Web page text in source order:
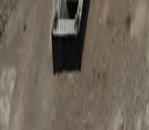
Anunțuri publice